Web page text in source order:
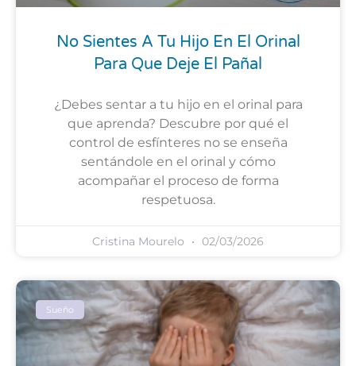
No Sientes A Tu Hijo En El Orinal
Para Que Deje El Pañal
¿Debes sentar a tu hijo en el orinal para
que aprenda? Descubre por qué el
control de esfínteres no se enseña
sentándole en el orinal y cómo
acompañar el proceso de forma
respetuosa.
Cristina Mourelo 02/03/2026
Sueño